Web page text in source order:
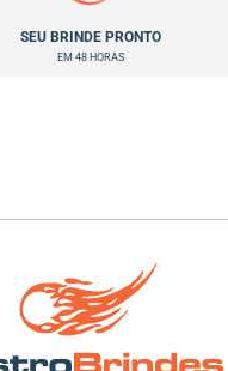
SEU BRINDE PRONTO
EM 48 HORAS